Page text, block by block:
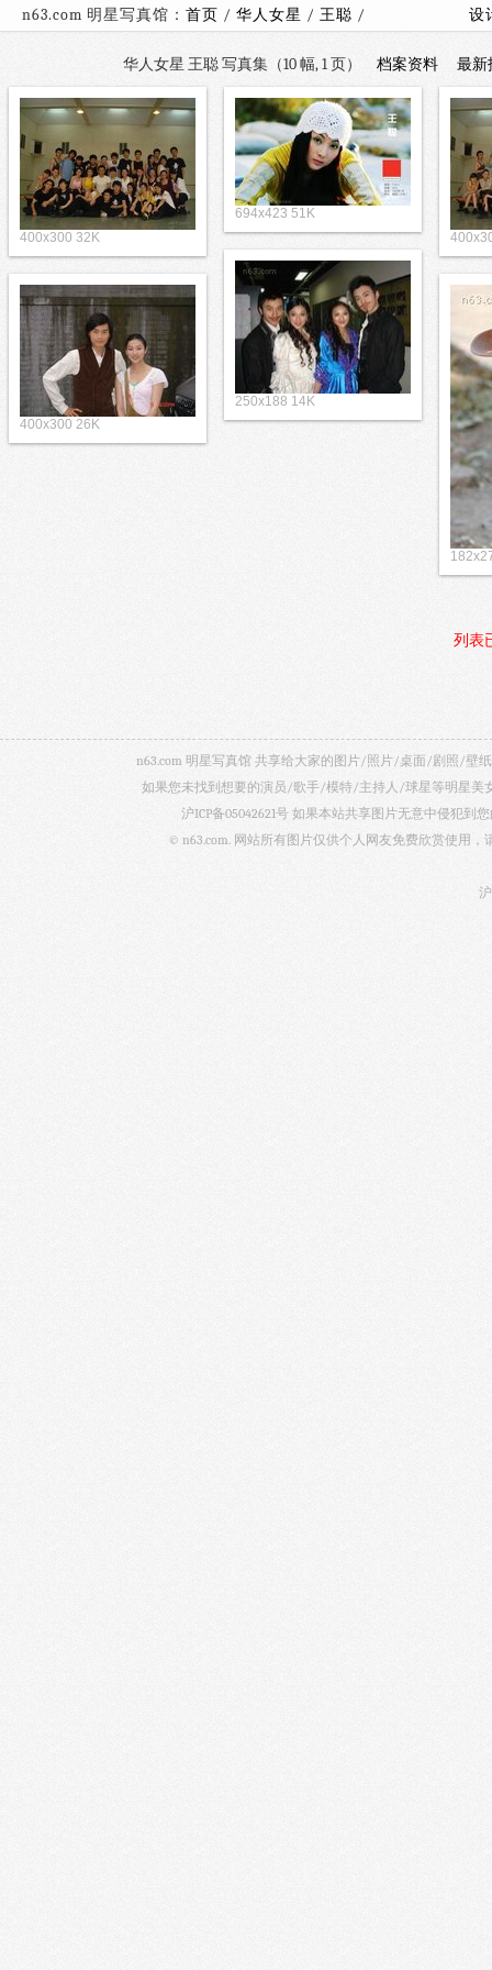
n63.com 明星写真馆： 首页 / 华人女星 / 王聪 / 设
华人女星 王聪 写真集（10 幅, 1 页） 档案资料 最新
400x300 32K
694x423 51K
250x188 14K
400x300 26K
列表
n63.com 明星写真馆 共享给大家的图片/照片/桌面/剧照/壁
如果您未找到想要的演员/歌手/模特/主持人/球星等明星美
沪ICP备05042621号 如果本站共享图片无意中侵犯到
© n63.com. 网站所有图片仅供个人网友免费欣赏使用